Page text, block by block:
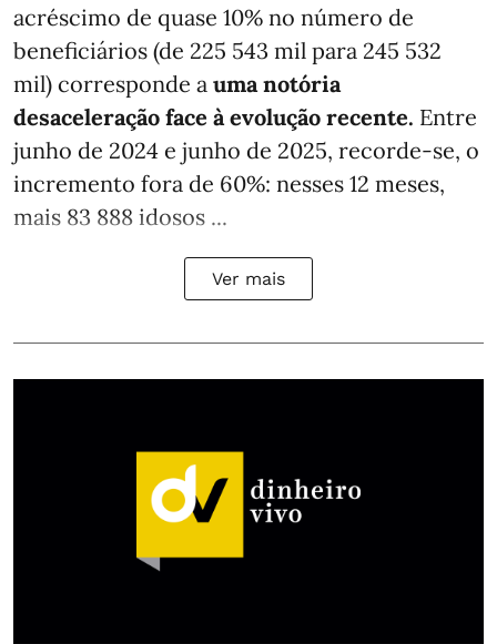
acréscimo de quase 10% no número de
beneficiários (de 225 543 mil para 245 532
mil) corresponde a uma notória
desaceleração face à evolução recente. Entre
junho de 2024 e junho de 2025, recorde-se, o
incremento fora de 60%: nesses 12 meses,
mais 83 888 idosos ...
Ver mais